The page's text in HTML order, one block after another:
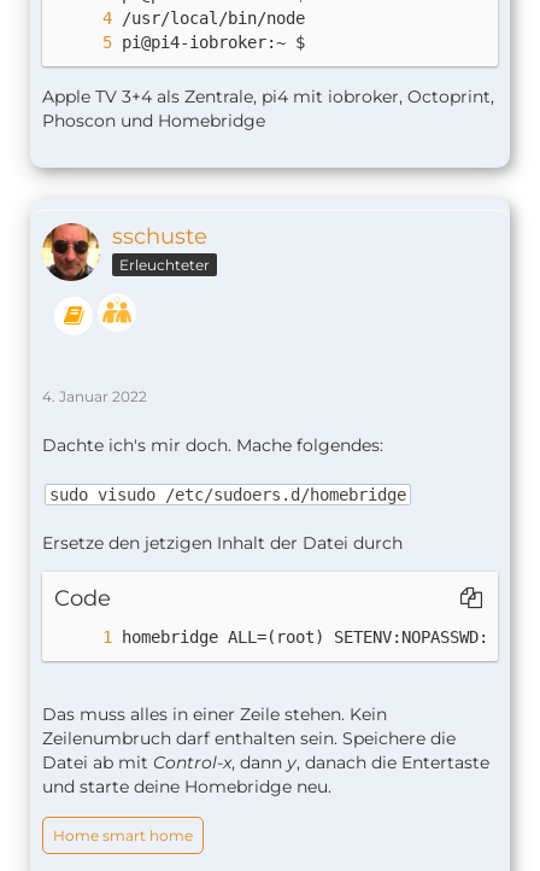
pi@pi4-iobroker:~ $
Apple TV 3+4 als Zentrale, pi4 mit iobroker, Octoprint,
Phoscon und Homebridge
sschuste
Erleuchteter
4. Januar 2022
Dachte ich's mir doch. Mache folgendes:
sudo visudo /etc/sudoers.d/homebridge
Ersetze den jetzigen Inhalt der Datei durch
Code
homebridge ALL=(root)
Das muss alles in einer Zeile stehen. Kein
Zeilenumbruch darf enthalten sein. Speichere die
Datei ab mit Control-x, dann y, danach die Entertaste
und starte deine Homebridge neu.
Home smart home